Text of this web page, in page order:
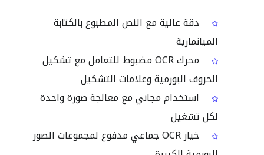
دقة عالية مع النص المطبوع بالكتابة
الميانمارية
محرك OCR مضبوط للتعامل مع تشكيل
الحروف البورمية وعلامات التشكيل
استخدام مجاني مع معالجة صورة واحدة
لكل تشغيل
خيار OCR جماعي مدفوع لمجموعات الصور